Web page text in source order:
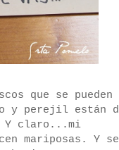
que se pueden
y perejil están
Y claro...mi
mariposas. Y se